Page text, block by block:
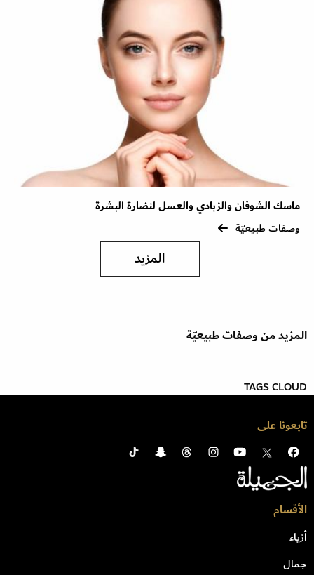
ماسك الشوفان والزبادي والعسل لنضارة البشرة
وصفات طبيعيّة
المزيد
المزيد من وصفات طبيعيّة
TAGS CLOUD
تابعونا على
الأقسام
أزياء
جمال